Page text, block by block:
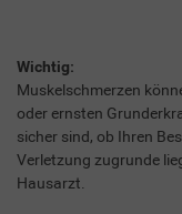
Wichtig:
Muskelschmerzen
oder ernsten
sicher sind, ob Ihren
Verletzung zugrunde
Hausarzt.